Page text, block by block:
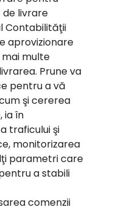
livrare
Contabilităţii
aprovizionare
multe
Prune va
pentru a vă
şi cererea
ia în
traficului şi
monitorizarea
parametri care
a stabili
comenzii